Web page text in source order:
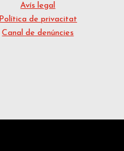
Avís legal
Política de privacitat
Canal de denúncies